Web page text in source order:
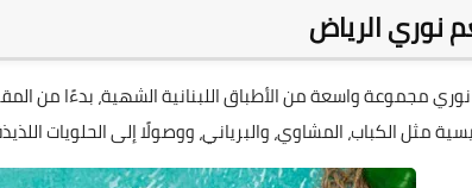
نوري الرياض
مجموعة واسعة من الأطباق اللبنانية الشهية، بدءًا من
مثل الكباب، المشاوي، والبرياني، ووصولًا إلى الحلويات